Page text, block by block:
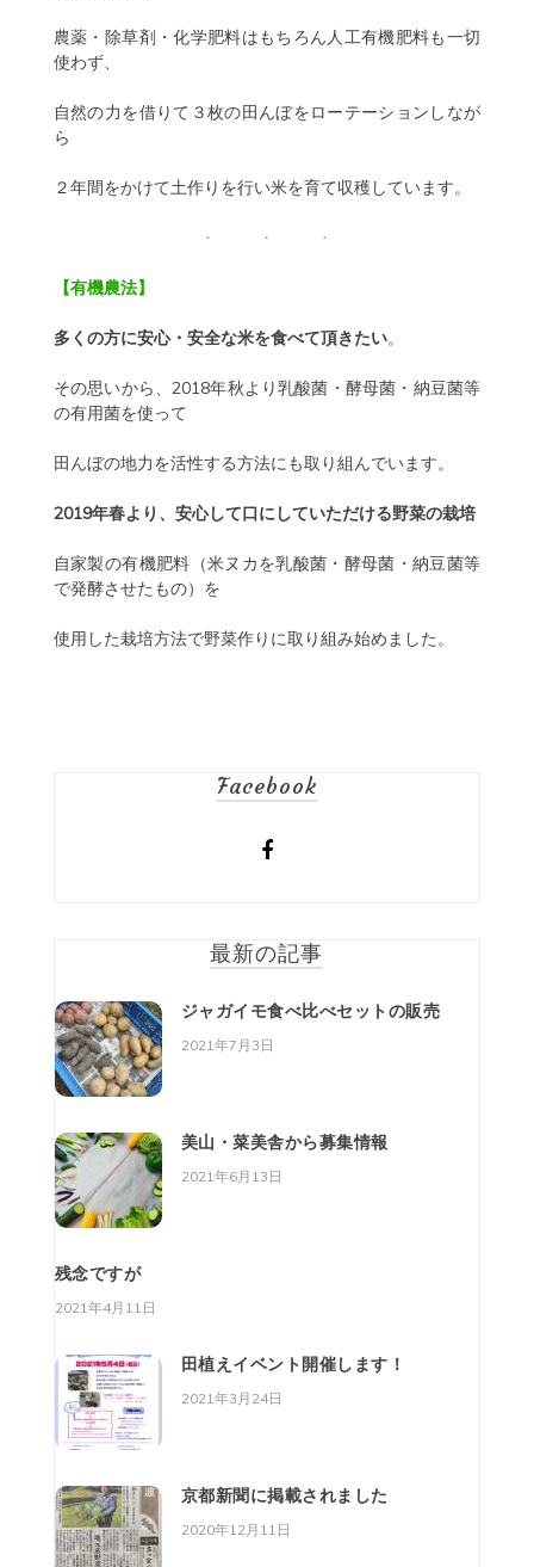
農薬・除草剤・化学肥料はもちろん人工有機肥料も一切
使わず、
自然の力を借りて３枚の田んぼをローテーションしなが
ら
２年間をかけて土作りを行い米を育て収穫しています。
【有機農法】
多くの方に安心・安全な米を食べて頂きたい。
その思いから、2018年秋より乳酸菌・酵母菌・納豆菌等
の有用菌を使って
田んぼの地力を活性する方法にも取り組んでいます。
2019年春より、安心して口にしていただける野菜の栽培
自家製の有機肥料（米ヌカを乳酸菌・酵母菌・納豆菌等
で発酵させたもの）を
使用した栽培方法で野菜作りに取り組み始めました。
Facebook
最新の記事
ジャガイモ食べ比べセットの販売
2021年7月3日
美山・菜美舎から募集情報
2021年6月13日
残念ですが
2021年4月11日
田植えイベント開催します！
2021年3月24日
京都新聞に掲載されました
2020年12月11日